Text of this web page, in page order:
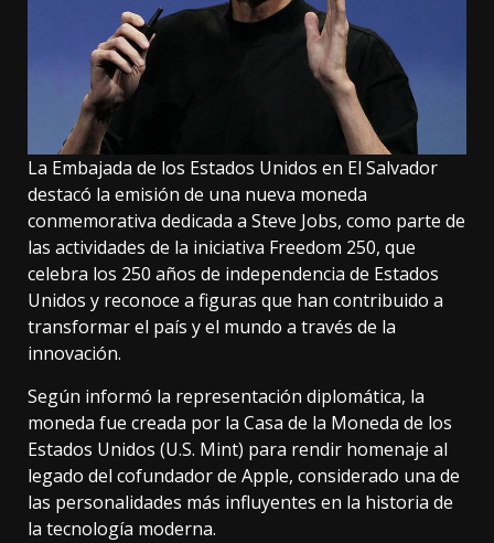
La Embajada de los Estados Unidos en El Salvador
destacó la emisión de una nueva moneda
conmemorativa dedicada a Steve Jobs, como parte de
las actividades de la iniciativa Freedom 250, que
celebra los 250 años de independencia de Estados
Unidos y reconoce a figuras que han contribuido a
transformar el país y el mundo a través de la
innovación.
Según informó la representación diplomática, la
moneda fue creada por la Casa de la Moneda de los
Estados Unidos (U.S. Mint) para rendir homenaje al
legado del cofundador de Apple, considerado una de
las personalidades más influyentes en la historia de
la tecnología moderna.